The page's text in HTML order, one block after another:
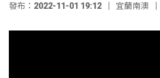
發布：2022-11-01 19:12 宜蘭南澳